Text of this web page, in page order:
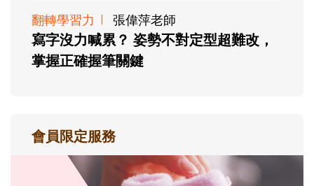
翻轉學習力 張偉萍老師
寫字沒力喊累？ 姿勢不對定型超難改，
掌握正確握筆關鍵
會員限定服務